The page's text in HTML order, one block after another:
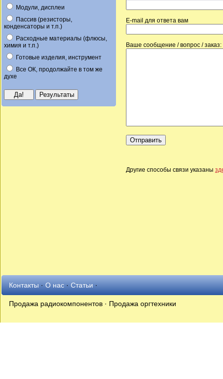
Модули, дисплеи
Пассив (резисторы,
конденсаторы и т.п.)
Расходные материалы (флюсы,
химия и т.п.)
Готовые изделия, инструмент
Все ОК, продолжайте в том же
духе
E-mail для ответа вам
Ваше сообщение / вопрос / заказ:
Другие способы связи указаны
Контакты·О нас·Статьи·
Продажа радиокомпонентов · Продажа оргтехники